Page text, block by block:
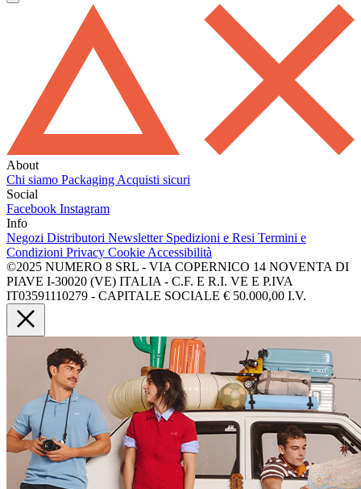
About
Chi siamo Packaging Acquisti sicuri
Social
Facebook Instagram
Info
Negozi Distributori Newsletter Spedizioni e Resi Termini e
Condizioni Privacy Cookie Accessibilità
©2025 NUMERO 8 SRL - VIA COPERNICO 14 NOVENTA DI
PIAVE I-30020 (VE) ITALIA - C.F. E R.I. VE E P.IVA
IT03591110279 - CAPITALE SOCIALE € 50.000,00 I.V.